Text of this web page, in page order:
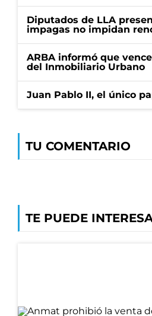
Diputados de LLA
impagas no impidan
ARBA informó que
del Inmobiliario Urbano
Juan Pablo II, el único
TU COMENTARIO
TE PUEDE